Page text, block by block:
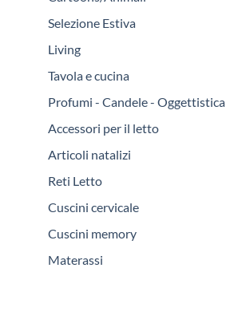
Selezione Estiva
Living
Tavola e cucina
Profumi - Candele - Oggettistica
Accessori per il letto
Articoli natalizi
Reti Letto
Cuscini cervicale
Cuscini memory
Materassi